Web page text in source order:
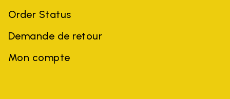
Order Status
Demande de retour
Mon compte